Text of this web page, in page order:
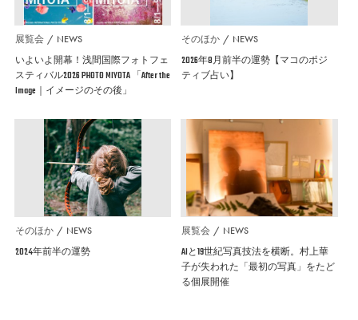
展覧会 NEWS
いよいよ開幕！浅間国際フォトフェ
スティバル2026 PHOTO MIYOTA 「After the
Image｜イメージのその後」
そのほか NEWS
2026年8月前半の運勢【マコのポジ
ティブ占い】
そのほか NEWS
2024年前半の運勢
展覧会 NEWS
AIと19世紀写真技法を横断。村上華
子が失われた「最初の写真」をたど
る個展開催